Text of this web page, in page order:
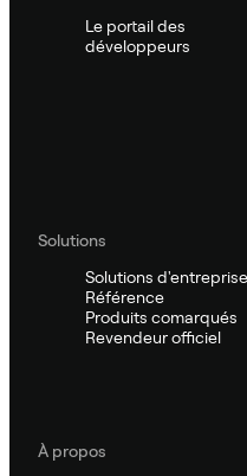
Le portail des
développeurs
Solutions
Solutions d'entreprise
Référence
Produits comarqués
Revendeur officiel
À propos